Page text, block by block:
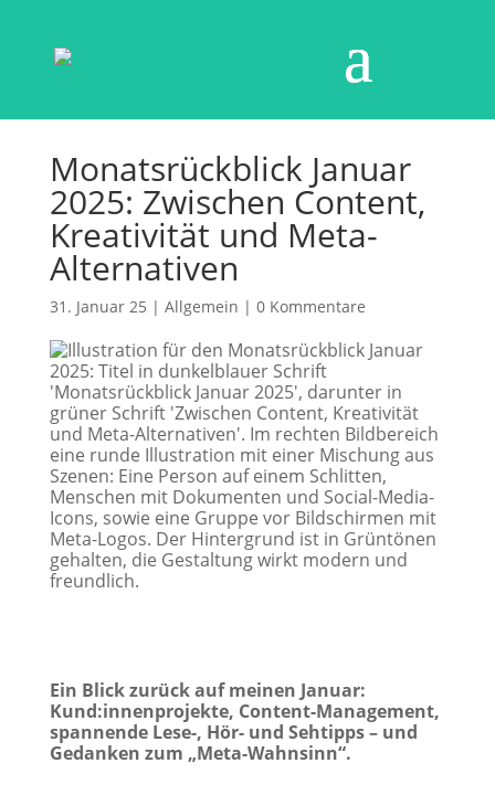
Monatsrückblick Januar
2025: Zwischen Content,
Kreativität und Meta-
Alternativen
31. Januar 25 | Allgemein | 0 Kommentare
Ein Blick zurück auf meinen Januar:
Kund:innenprojekte, Content-Management,
spannende Lese-, Hör- und Sehtipps – und
Gedanken zum „Meta-Wahnsinn“.